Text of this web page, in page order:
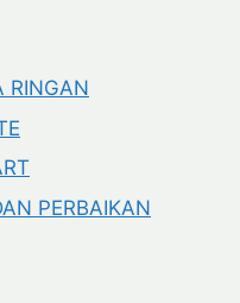
RINGAN
PERBAIKAN